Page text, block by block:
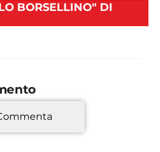
BORSELLINO" DI
*